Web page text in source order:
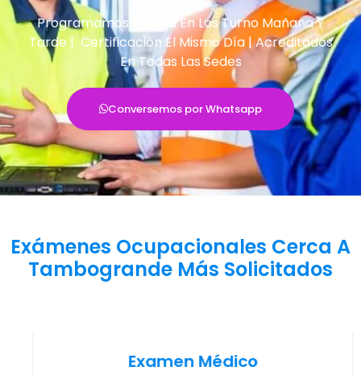
Programamos Tu Cita En Los Turno Mañana Y
Tarde | Certificación El Mismo Día | Acreditados
En Todas Las Sedes
Conversemos por Whatsapp
Exámenes Ocupacionales Cerca A
Tambogrande Más Solicitados